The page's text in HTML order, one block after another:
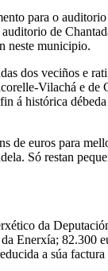
para o
de
neste municipio.
dos veciños e
Vilachá e de
á histórica débeda
de euros para
Só restan
da
Enerxía; 82.300
a súa